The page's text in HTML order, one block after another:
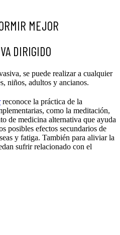
MEJOR
DIRIGIDO
se puede realizar a cualquier
niños, adultos y ancianos.
reconoce la práctica de la
como la meditación,
de medicina alternativa que ayuda
posibles efectos secundarios de
y fatiga. También para aliviar la
sufrir relacionado con el